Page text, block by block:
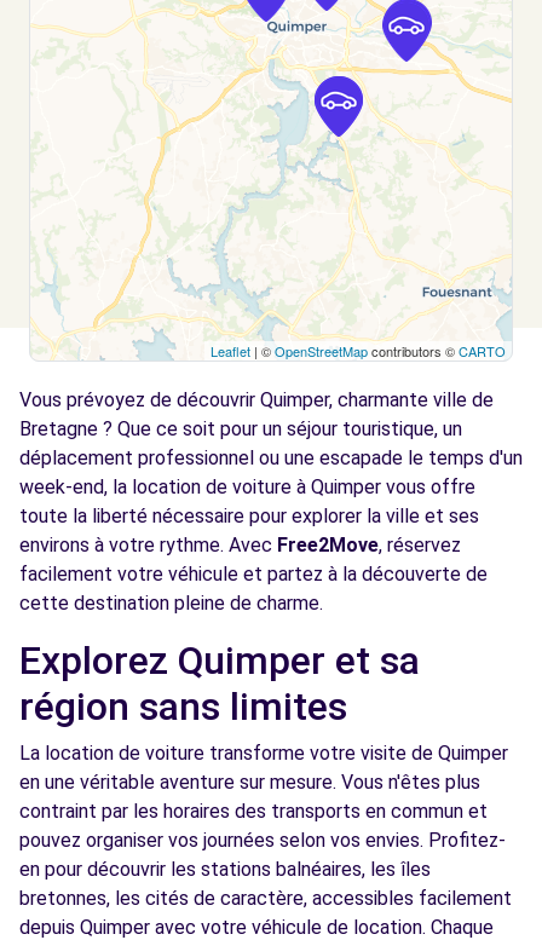
QUIMPER, FR-29, 29000
Voir l'agence
Free2move Rent - CAP SUD AUTOMOBILES
- QUIMPER (F)
5.2
km
5 RUE ROSA PARKS
QUIMPER, 29000
Voir l'agence
Free2Move Rent - GARAGE BARRE GUY -
6.8
km
ZA DE KERGABEN
PLONEIS, 29710
Voir l'agence
Leaflet | ©OpenStreetMapcontributors ©CARTO
Vous prévoyez de découvrir Quimper, charmante ville de
Bretagne ? Que ce soit pour un séjour touristique, un
déplacement professionnel ou une escapade le temps d'un
week-end, la location de voiture à Quimper vous offre
toute la liberté nécessaire pour explorer la ville et ses
environs à votre rythme. Avec Free2Move, réservez
facilement votre véhicule et partez à la découverte de
cette destination pleine de charme.
Explorez Quimper et sa
région sans limites
La location de voiture transforme votre visite de Quimper
en une véritable aventure sur mesure. Vous n'êtes plus
contraint par les horaires des transports en commun et
pouvez organiser vos journées selon vos envies. Profitez-
en pour découvrir les stations balnéaires, les îles
bretonnes, les cités de caractère, accessibles facilement
depuis Quimper avec votre véhicule de location. Chaque